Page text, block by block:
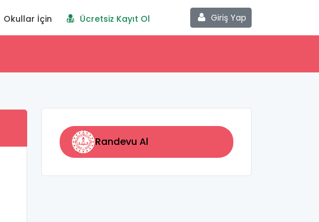
Giriş Yap
Okullar İçin Ücretsiz Kayıt Ol
Randevu Al